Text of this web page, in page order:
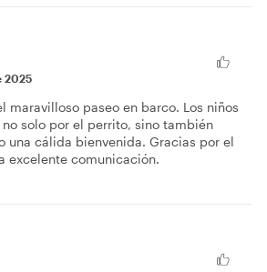
2025
maravilloso paseo en barco. Los niños
solo por el perrito, sino también
una cálida bienvenida. Gracias por el
excelente comunicación.